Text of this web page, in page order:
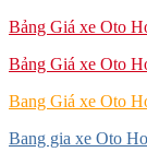
Bảng Giá xe Oto
Bảng Giá xe Oto
Bang Giá xe Oto
Bang gia xe Oto